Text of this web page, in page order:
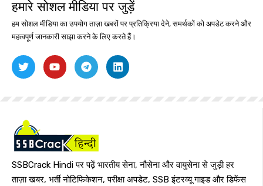
हमारे सोशल मीडिया पर जुड़ें
हम सोशल मीडिया का उपयोग ताज़ा खबरों पर प्रतिक्रिया देने, समर्थकों को अपडेट करने और
महत्वपूर्ण जानकारी साझा करने के लिए करते हैं।
SSBCrack Hindi पर पढ़ें भारतीय सेना, नौसेना और वायुसेना से जुड़ी हर
ताज़ा खबर, भर्ती नोटिफिकेशन, परीक्षा अपडेट, SSB इंटरव्यू गाइड और डिफेंस